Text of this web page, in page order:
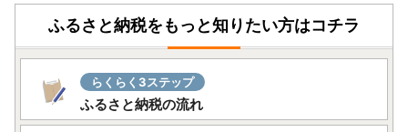
ふるさと納税をもっと知りたい方はコチラ
らくらく3ステップ
ふるさと納税の流れ